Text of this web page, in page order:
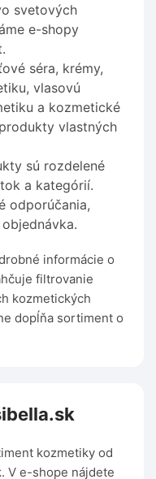
svetových
e-shopy
séra, krémy,
vlasovú
a kozmetické
vlastných
sú rozdelené
a kategórií.
odporúčania,
informácie o
filtrovanie
kozmetických
dopĺňa sortiment o
kozmetiky od
V e-shope nájdete